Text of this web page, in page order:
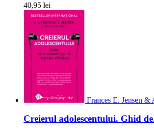
40,95 lei
Frances E. Jensen
Creierul adolescentului. Ghid